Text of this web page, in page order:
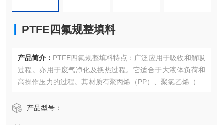
PTFE四氟规整填料
产品简介： PTFE四氟规整填料特点：广泛应用于吸收和解吸
过程。亦用于废气净化及换热过程。它适合于大液体负荷和
高操作压力的过程。其材质有聚丙烯（PP）、聚氯乙烯（PV
乙烯可耐温150℃，并适于易起泡沫的物等比数列。
产品型号：